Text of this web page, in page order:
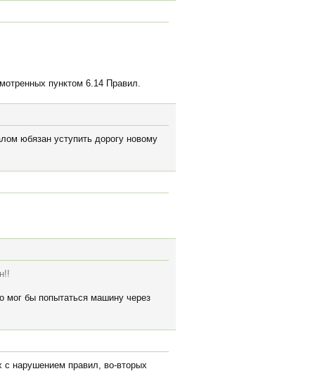
пунктом 6.14 Правил.
юбязан уступить дорогу новому
мог бы попытаться машину через
с нарушением правил, во-вторых